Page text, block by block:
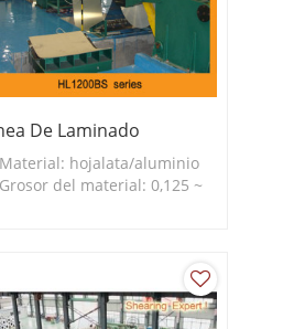
De Laminado
hojalata/aluminio
del material: 0,125 ~